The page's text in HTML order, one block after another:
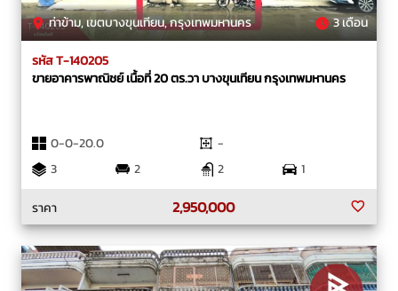
ท่าข้าม, เขตบางขุนเทียน, กรุงเทพมหานคร 3 เดือน
รหัส T-140205
ขายอาคารพาณิชย์ เนื้อที่ 20 ตร.วา บางขุนเทียน กรุงเทพมหานคร
0-0-20.0
-
3
2 2
1
ราคา
2,950,000